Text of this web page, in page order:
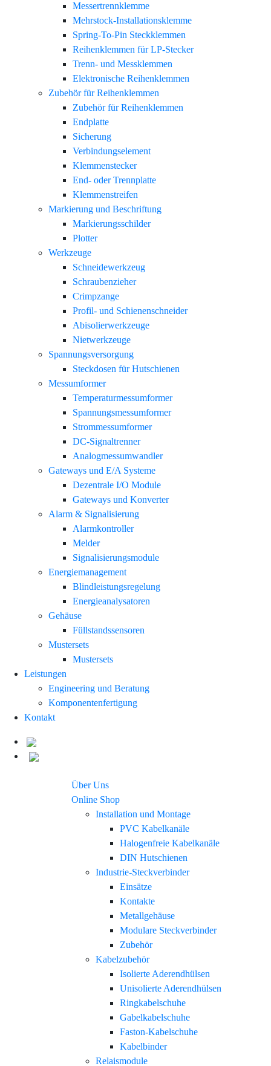
Messertrennklemme
Mehrstock-Installationsklemme
Spring-To-Pin Steckklemmen
Reihenklemmen für LP-Stecker
Trenn- und Messklemmen
Elektronische Reihenklemmen
Zubehör für Reihenklemmen
Zubehör für Reihenklemmen
Endplatte
Sicherung
Verbindungselement
Klemmenstecker
End- oder Trennplatte
Klemmenstreifen
Markierung und Beschriftung
Markierungsschilder
Plotter
Werkzeuge
Schneidewerkzeug
Schraubenzieher
Crimpzange
Profil- und Schienenschneider
Abisolierwerkzeuge
Nietwerkzeuge
Spannungsversorgung
Steckdosen für Hutschienen
Messumformer
Temperaturmessumformer
Spannungsmessumformer
Strommessumformer
DC-Signaltrenner
Analogmessumwandler
Gateways und E/A Systeme
Dezentrale I/O Module
Gateways und Konverter
Alarm & Signalisierung
Alarmkontroller
Melder
Signalisierungsmodule
Energiemanagement
Blindleistungsregelung
Energieanalysatoren
Gehäuse
Füllstandssensoren
Mustersets
Mustersets
Leistungen
Engineering und Beratung
Komponentenfertigung
Kontakt
Über Uns
Online Shop
Installation und Montage
PVC Kabelkanäle
Halogenfreie Kabelkanäle
DIN Hutschienen
Industrie-Steckverbinder
Einsätze
Kontakte
Metallgehäuse
Modulare Steckverbinder
Zubehör
Kabelzubehör
Isolierte Aderendhülsen
Unisolierte Aderendhülsen
Ringkabelschuhe
Gabelkabelschuhe
Faston-Kabelschuhe
Kabelbinder
Relaismodule